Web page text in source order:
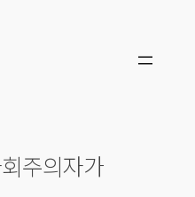
주의자가